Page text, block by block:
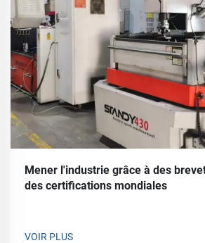
Mener l'industrie grâce à des
des certifications mondiales
VOIR PLUS